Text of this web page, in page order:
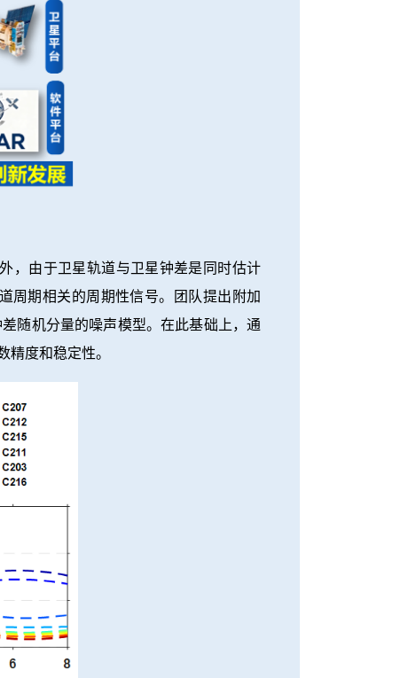
，由于卫星轨道与卫星钟差是同时估计
周期相关的周期性信号。团队提出附加
随机分量的噪声模型。在此基础上，通
度和稳定性。